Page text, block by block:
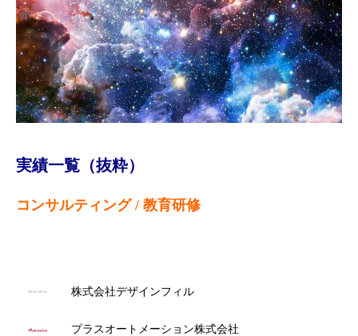
実績一覧（抜粋）
コンサルティング/ 教育研修
株式会社デザインフィル
プラスオートメーション株式会社